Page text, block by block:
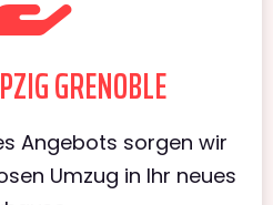
GRENOBLE
Angebots sorgen wir
Umzug in Ihr neues